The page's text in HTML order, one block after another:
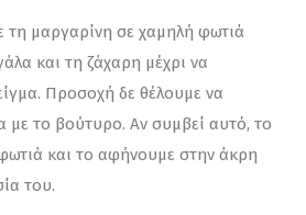
τη μαργαρίνη σε χαμηλή φωτιά
και τη ζάχαρη μέχρι να
Προσοχή δε θέλουμε να
με το βούτυρο. Αν συμβεί αυτό, το
και το αφήνουμε στην άκρη
του.